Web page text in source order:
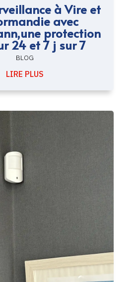
à Vire et
avec
protection
24 et 7 j sur 7
BLOG
LIRE PLUS